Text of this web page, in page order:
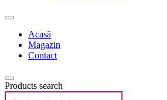
Acasă
Magazin
Contact
Products search